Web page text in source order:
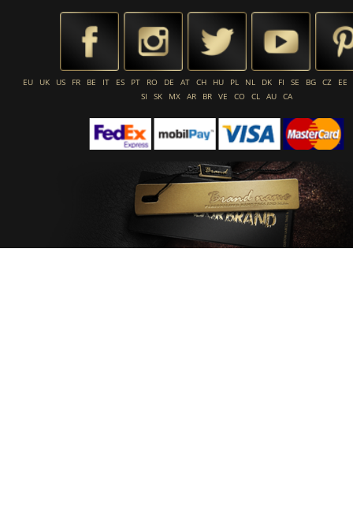
EU UK US FR BE IT ES PT RO DE AT CH HU PL NL DK FI SE BG CZ
EE
SI
SK MX AR BR VE CO CL AU CA